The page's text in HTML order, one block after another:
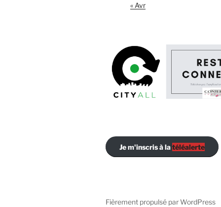
« Avr
Je m'inscris à latéléalerte
Fièrement propulsé par WordPress